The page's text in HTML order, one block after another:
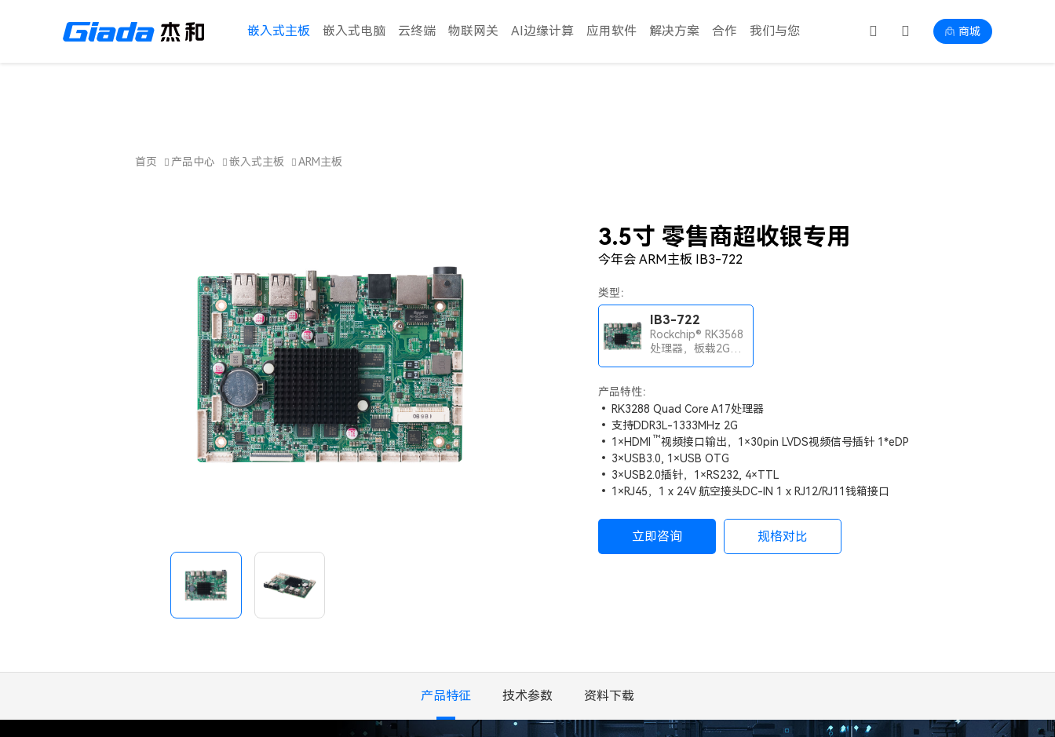
板载2GB DDR3L内存
SOC低功耗
商城
嵌入式主板 嵌入式电脑 云终端 物联网关 AI边缘计算 应用软件 解决方案 合作 我们与您
首页 产品中心 嵌入式主板 ARM主板
3.5寸 零售商超收银专用
今年会 ARM主板 IB3-722
类型：
IB3-722
Rockchip® RK3568
处理器，板载2GB
产品特性：
RK3288 Quad Core A17处理器
支持DDR3L-1333MHz 2G
1×HDMI ™视频接口输出，1×30pin LVDS视频信号插针 1*eDP
3×USB3.0, 1×USB OTG
3×USB2.0插针，1×RS232, 4×TTL
1×RJ45，1 x 24V 航空接头DC-IN 1 x RJ12/RJ11钱箱接口
立即咨询 规格对比
产品特征 技术参数 资料下载